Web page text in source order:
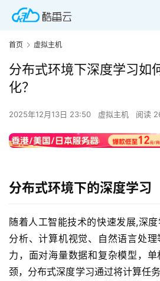
首页 虚拟主机
分布式环境下深度学习如
化？
2025年12月13日 23:50 虚拟主机 阅读
分布式环境下的深度学习
随着人工智能技术的快速发展,深
分析、计算机视觉、自然语言处
力，面对海量数据和复杂模型，
颈，分布式深度学习通过将计算任